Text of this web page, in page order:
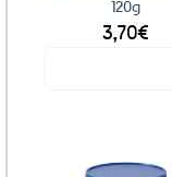
120g
3,70€